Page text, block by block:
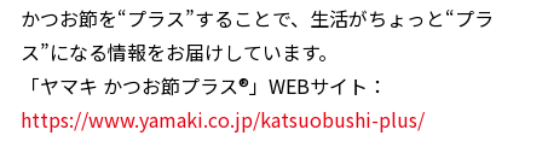
かつお節を“プラス”することで、生活がちょっと“プラ
ス”になる情報をお届けしています。
「ヤマキ かつお節プラス®」WEBサイト：
https://www.yamaki.co.jp/katsuobushi-plus/